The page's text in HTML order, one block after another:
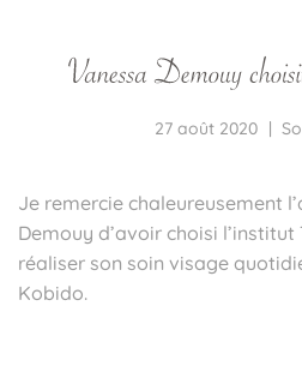
27 août 2020
Je remercie chaleureusement
Demouy d’avoir choisi l’institut
réaliser son soin visage
Kobido.